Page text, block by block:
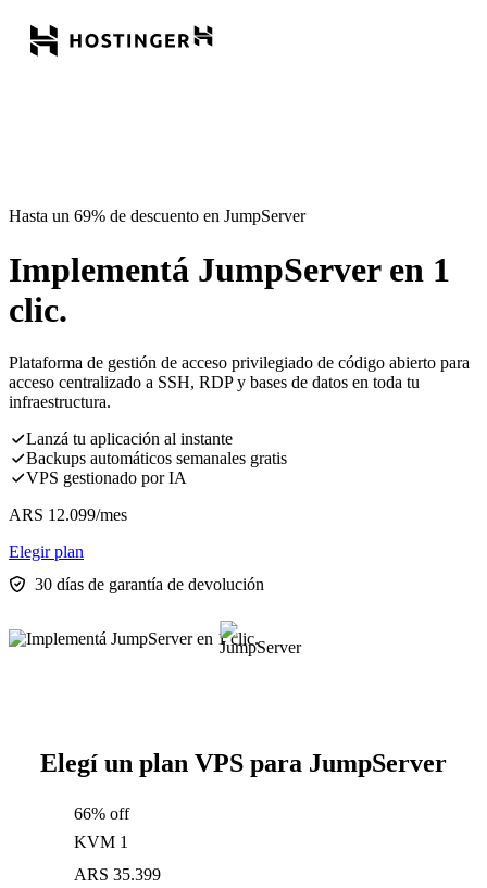
Hasta un 69% de descuento en JumpServer
Implementá JumpServer en 1
clic.
Plataforma de gestión de acceso privilegiado de código abierto para
acceso centralizado a SSH, RDP y bases de datos en toda tu
infraestructura.
Lanzá tu aplicación al instante
Backups automáticos semanales gratis
VPS gestionado por IA
ARS 12.099/mes
Elegir plan
30 días de garantía de devolución
Elegí un plan VPS para JumpServer
66% off
KVM 1
ARS 35.399